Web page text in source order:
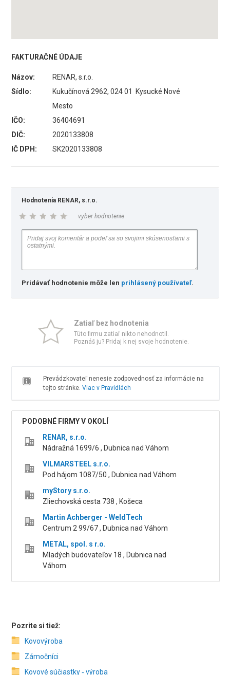
FAKTURAČNÉ ÚDAJE
Názov:
RENAR, s.r.o.
Sídlo:
Kukučínová 2962, 024 01 Kysucké Nové
Mesto
IČO:
36404691
DIČ:
2020133808
IČ DPH:
SK2020133808
Hodnotenia RENAR, s.r.o.
vyber hodnotenie
Pridávať hodnotenie môže len prihlásený používateľ.
Zatiaľ bez hodnotenia
Túto firmu zatiaľ nikto nehodnotil.
Poznáš ju? Pridaj k nej svoje hodnotenie.
Prevádzkovateľ nenesie zodpovednosť za informácie na
tejto stránke. Viac v Pravidlách
PODOBNÉ FIRMY V OKOLÍ
RENAR, s.r.o.
Nádražná 1699/6 , Dubnica nad Váhom
VILMARSTEEL s.r.o.
Pod hájom 1087/50 , Dubnica nad Váhom
myStory s.r.o.
Zliechovská cesta 738 , Košeca
Martin Achberger - WeldTech
Centrum 2 99/67 , Dubnica nad Váhom
METAL, spol. s r.o.
Mladých budovateľov 18 , Dubnica nad
Váhom
Pozrite si tiež:
Kovovýroba
Zámočníci
Kovové súčiastky ‑ výroba